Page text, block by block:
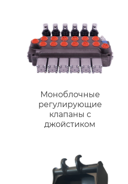
Моноблочные
регулирующие
клапаны с
джойстиком